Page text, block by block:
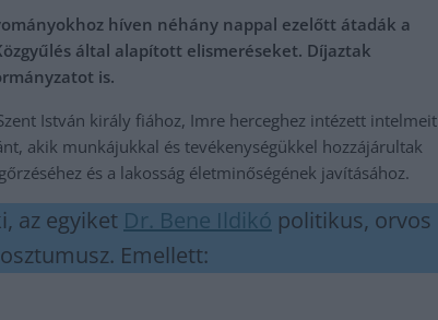
híven néhány nappal ezelőtt átadák a
által alapított elismeréseket. Díjaztak
is.
István király fiához, Imre herceghez intézett intelmeit
akik munkájukkal és tevékenységükkel hozzájárultak
és a lakosság életminőségének javításához.
az egyiket Dr. Bene Ildikó politikus, orvos
Emellett: